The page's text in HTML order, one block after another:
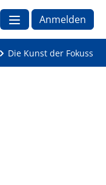
Anmelden
Die Kunst der